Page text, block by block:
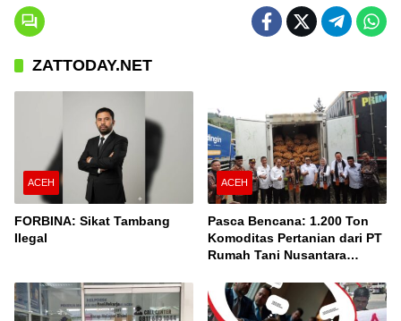
ZATTODAY.NET
ACEH
FORBINA: Sikat Tambang
Ilegal
ACEH
Pasca Bencana: 1.200 Ton
Komoditas Pertanian dari PT
Rumah Tani Nusantara
Pasar Nasional